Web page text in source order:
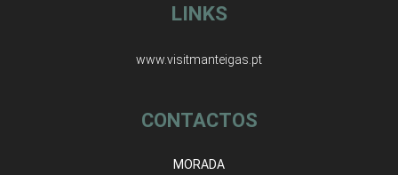
LINKS
www.visitmanteigas.pt
CONTACTOS
MORADA